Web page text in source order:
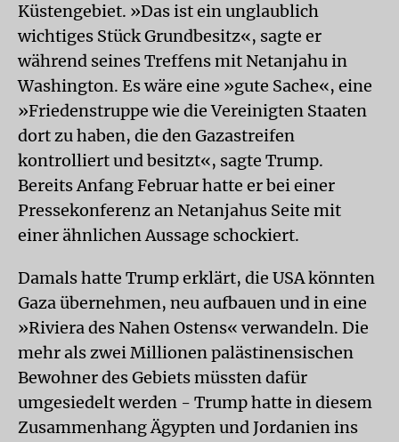
Küstengebiet. »Das ist ein unglaublich
wichtiges Stück Grundbesitz«, sagte er
während seines Treffens mit Netanjahu in
Washington. Es wäre eine »gute Sache«, eine
»Friedenstruppe wie die Vereinigten Staaten
dort zu haben, die den Gazastreifen
kontrolliert und besitzt«, sagte Trump.
Bereits Anfang Februar hatte er bei einer
Pressekonferenz an Netanjahus Seite mit
einer ähnlichen Aussage schockiert.
Damals hatte Trump erklärt, die USA könnten
Gaza übernehmen, neu aufbauen und in eine
»Riviera des Nahen Ostens« verwandeln. Die
mehr als zwei Millionen palästinensischen
Bewohner des Gebiets müssten dafür
umgesiedelt werden - Trump hatte in diesem
Zusammenhang Ägypten und Jordanien ins